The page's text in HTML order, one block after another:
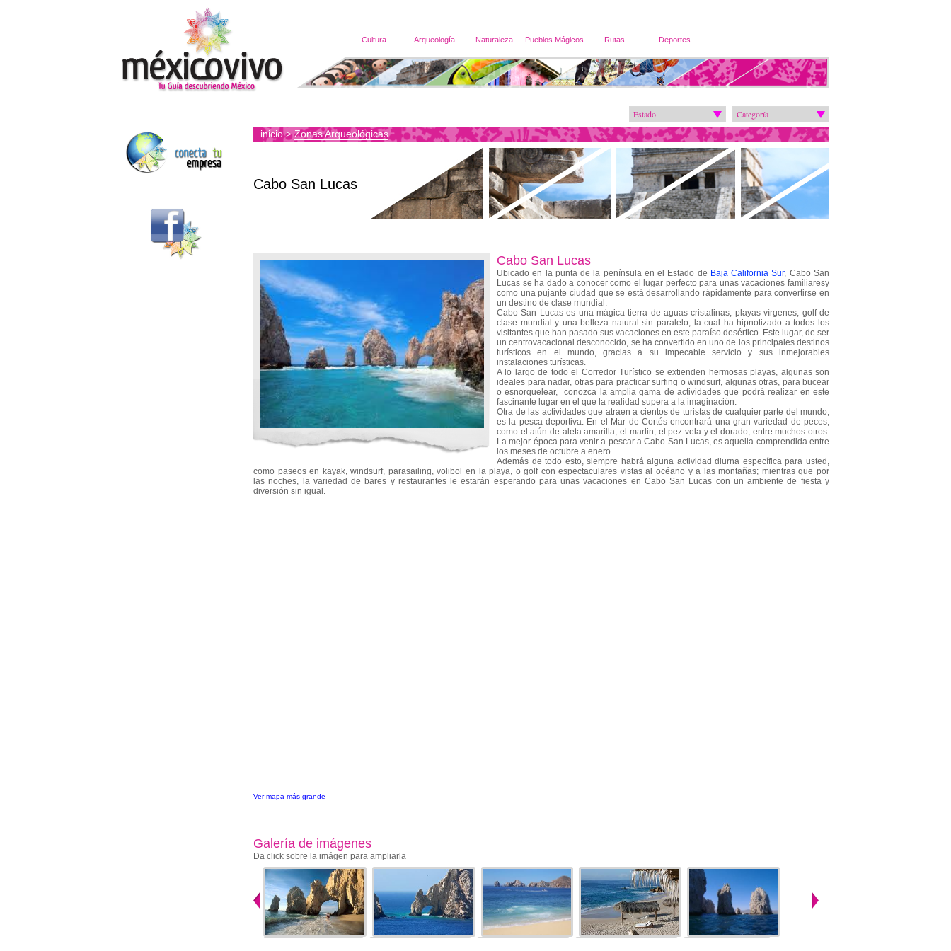
Cultura Arqueología Naturaleza Pueblos Mágicos Rutas Deportes
Estado
Categoría
inicio>Zonas Arqueológicas
Cabo San Lucas
Cabo San Lucas
Ubicado en la punta de la península en el Estado de Baja California Sur, Cabo San
Lucas se ha dado a conocer como el lugar perfecto para unas vacaciones familiaresy
como una pujante ciudad que se está desarrollando rápidamente para convertirse en
un destino de clase mundial.
Cabo San Lucas es una mágica tierra de aguas cristalinas, playas vírgenes, golf de
clase mundial y una belleza natural sin paralelo, la cual ha hipnotizado a todos los
visitantes que han pasado sus vacaciones en este paraíso desértico. Este lugar, de ser
un centrovacacional desconocido, se ha convertido en uno de los principales destinos
turísticos en el mundo, gracias a su impecable servicio y sus inmejorables
instalaciones turísticas.
A lo largo de todo el Corredor Turístico se extienden hermosas playas, algunas son
ideales para nadar, otras para practicar surfing o windsurf, algunas otras, para bucear
o esnorquelear, conozca la amplia gama de actividades que podrá realizar en este
fascinante lugar en el que la realidad supera a la imaginación.
Otra de las actividades que atraen a cientos de turistas de cualquier parte del mundo,
es la pesca deportiva. En el Mar de Cortés encontrará una gran variedad de peces,
como el atún de aleta amarilla, el marlin, el pez vela y el dorado, entre muchos otros.
La mejor época para venir a pescar a Cabo San Lucas, es aquella comprendida entre
los meses de octubre a enero.
Además de todo esto, siempre habrá alguna actividad diurna específica para usted,
como paseos en kayak, windsurf, parasailing, volibol en la playa, o golf con espectaculares vistas al océano y a las montañas; mientras que por
las noches, la variedad de bares y restaurantes le estarán esperando para unas vacaciones en Cabo San Lucas con un ambiente de fiesta y
diversión sin igual.
Ver mapa más grande
Galería de imágenes
Da click sobre la imágen para ampliarla